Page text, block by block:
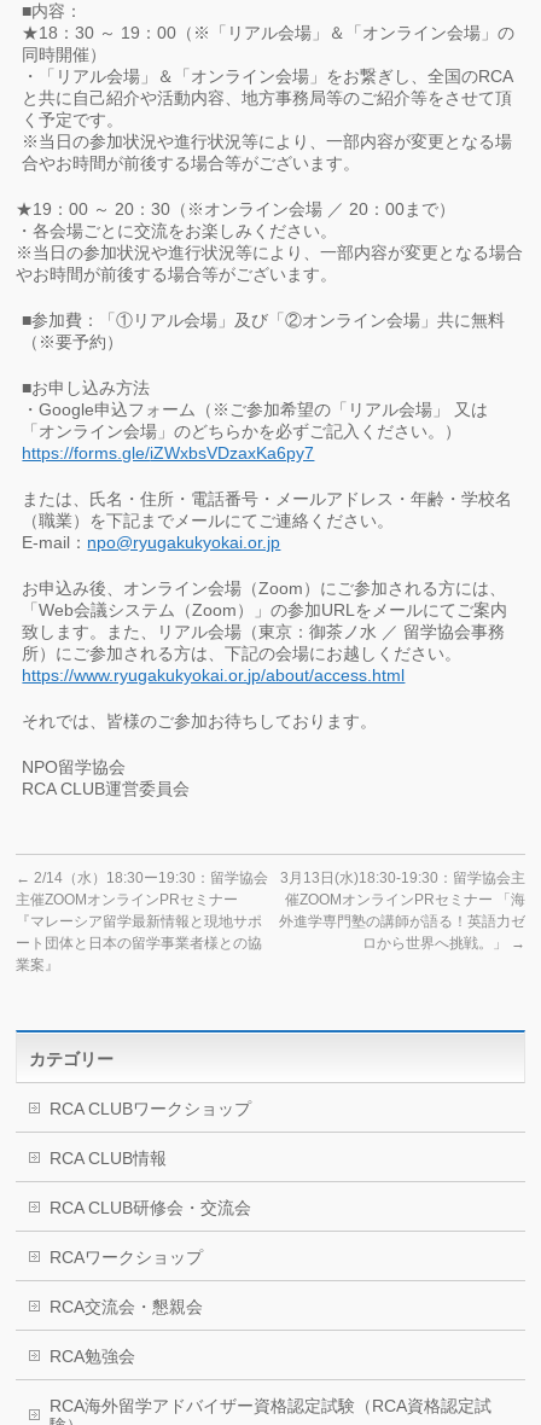
■内容：
★18：30 ～ 19：00（※「リアル会場」＆「オンライン会場」の
同時開催）
・「リアル会場」＆「オンライン会場」をお繋ぎし、全国のRCA
と共に自己紹介や活動内容、地方事務局等のご紹介等をさせて頂
く予定です。
※当日の参加状況や進行状況等により、一部内容が変更となる場
合やお時間が前後する場合等がございます。
★19：00 ～ 20：30（※オンライン会場 ／ 20：00まで）
・各会場ごとに交流をお楽しみください。
※当日の参加状況や進行状況等により、一部内容が変更となる場合
やお時間が前後する場合等がございます。
■参加費：「①リアル会場」及び「②オンライン会場」共に無料
（ ※要予約）
■お申し込み方法
・Google申込フォーム（※ご参加希望の「リアル会場」 又は
「オンライン会場」のどちらかを必ずご記入ください。）
https://forms.gle/iZWxbsVDzaxKa6py7
または、氏名・住所・電話番号・メールアドレス・年齢・学校名
（職業）を下記までメールにてご連絡ください。
E-mail： npo@ryugakukyokai.or.jp
お申込み後、オンライン会場（Zoom）にご参加される方には、
「Web会議システム（Zoom）」の参加URLをメールにてご案内
致します。また、リアル会場（東京：御茶ノ水 ／ 留学協会事務
所）にご参加される方は、下記の会場にお越しください。
https://www.ryugakukyokai.or. jp/about/access.html
それでは、皆様のご参加お待ちしております。
NPO留学協会
RCA CLUB運営委員会
← 2/14（水）18:30ー19:30：留学協会
主催ZOOMオンラインPRセミナー
『マレーシア留学最新情報と現地サポ
ート団体と日本の留学事業者様との協
業案』
3月13日(水)18:30-19:30：留学協会主
催ZOOMオンラインPRセミナー 「海
外進学専門塾の講師が語る！英語力ゼ
ロから世界へ挑戦。」
→
カテゴリー
RCA CLUBワークショップ
RCA CLUB情報
RCA CLUB研修会・交流会
RCAワークショップ
RCA交流会・懇親会
RCA勉強会
RCA海外留学アドバイザー資格認定試験（RCA資格認定試